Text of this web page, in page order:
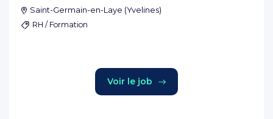
Saint-Germain-en-Laye (Yvelines)
RH / Formation
Voir le job